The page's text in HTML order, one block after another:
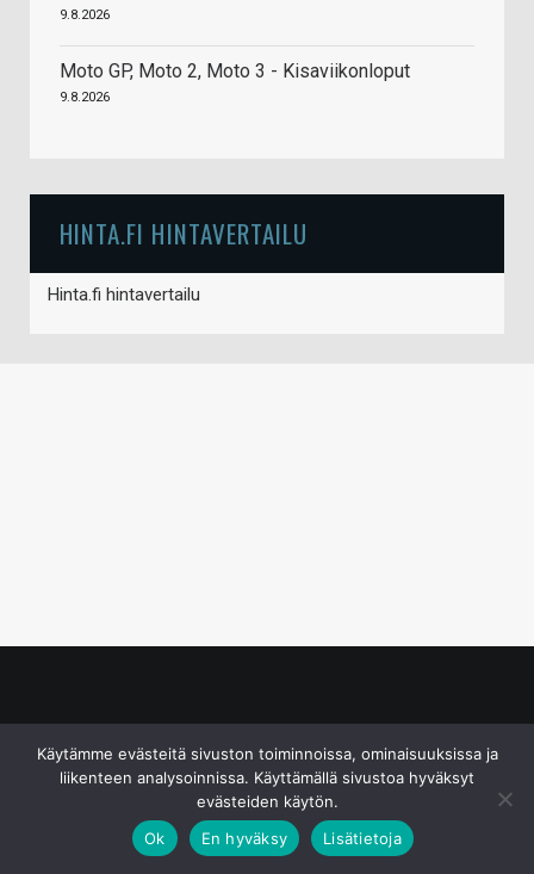
9.8.2026
Moto GP, Moto 2, Moto 3 - Kisaviikonloput
9.8.2026
HINTA.FI HINTAVERTAILU
Hinta.fi hintavertailu
Käytämme evästeitä sivuston toiminnoissa, ominaisuuksissa ja
liikenteen analysoinnissa. Käyttämällä sivustoa hyväksyt
evästeiden käytön.
Ok
En hyväksy Lisätietoja